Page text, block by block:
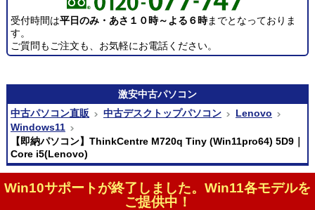
受付時間は平日のみ・あさ１０時～よる６時までとなっておりま
す。
ご質問もご注文も、お気軽にお電話ください。
激安中古パソコン
中古パソコン直販
中古デスクトップパソコン
Lenovo
Windows11
【即納パソコン】ThinkCentre M720q Tiny (Win11pro64) 5D9｜
Core i5(Lenovo)
Win10サポートが終了しました。Win11各モデルを
ご提供中！